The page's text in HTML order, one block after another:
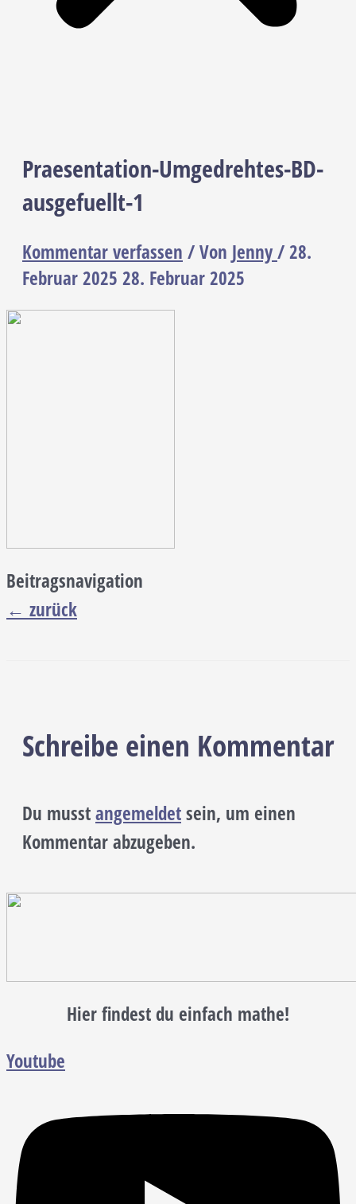
Praesentation-Umgedrehtes-BD-
ausgefuellt-1
Kommentar verfassen / Von Jenny/28.
Februar 2025 28. Februar 2025
Beitragsnavigation
← zurück
Schreibe einen Kommentar
Du musstangemeldetsein, um einen
Kommentar abzugeben.
Hier findest du einfach mathe!
Youtube